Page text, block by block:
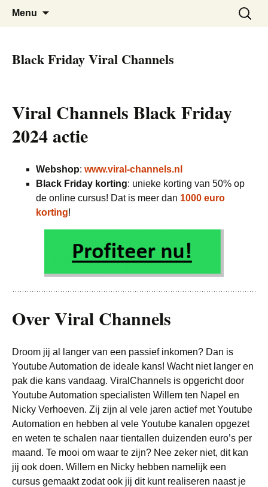
Black Friday Super SALE
De beste kortingen bij elkaar!
Menu
Zoeken
naar:
Black Friday Viral Channels
Viral Channels Black Friday
2024 actie
Webshop: www.viral-channels.nl
Black Friday korting: unieke korting van 50% op
de online cursus! Dat is meer dan 1000 euro
korting!
Over Viral Channels
Droom jij al langer van een passief inkomen? Dan is
Youtube Automation de ideale kans! Wacht niet langer en
pak die kans vandaag. ViralChannels is opgericht door
Youtube Automation specialisten Willem ten Napel en
Nicky Verhoeven. Zij zijn al vele jaren actief met Youtube
Automation en hebben al vele Youtube kanalen opgezet
en weten te schalen naar tientallen duizenden euro’s per
maand. Te mooi om waar te zijn? Nee zeker niet, dit kan
jij ook doen. Willem en Nicky hebben namelijk een
cursus gemaakt zodat ook jij dit kunt realiseren naast je